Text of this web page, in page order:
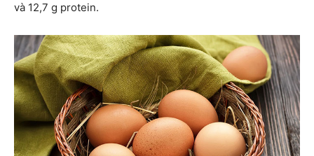
và 12,7 g protein.